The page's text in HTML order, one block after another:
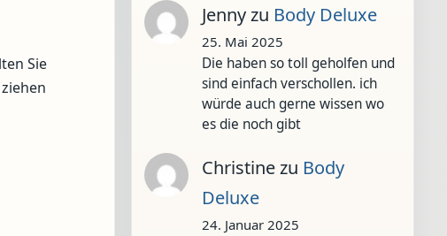
Sie
Jennyzu Body Deluxe
25. Mai 2025
Die haben so toll geholfen und
sind einfach verschollen. ich
würde auch gerne wissen wo
es die noch gibt
Christinezu Body
Deluxe
24. Januar 2025